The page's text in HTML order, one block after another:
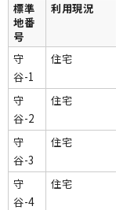
標準
地番
号
利用現況
守
谷-1
住宅
守
谷-2
住宅
守
谷-3
住宅
守
谷-4
住宅